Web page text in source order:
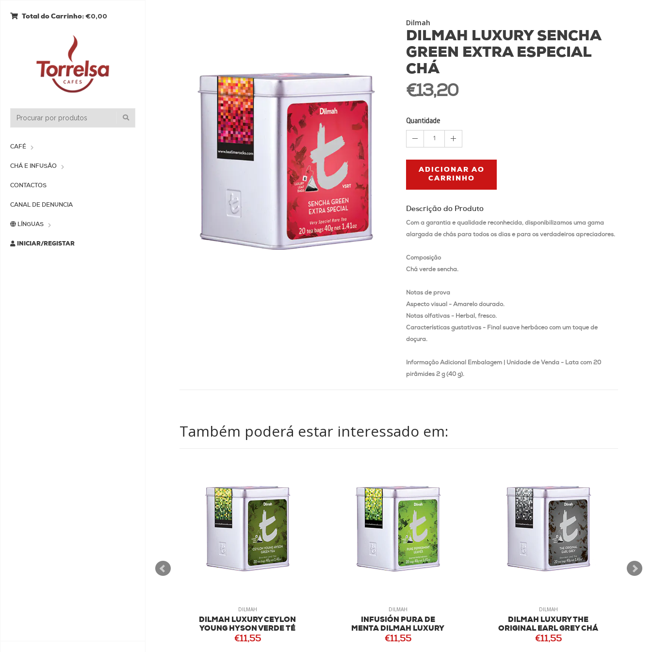
Total do Carrinho: €0,00
CAFÉ
CHÁ E INFUSÃO
CONTACTOS
CANAL DE DENUNCIA
LÍNGUAS
INICIAR/REGISTAR
Dilmah
DILMAH LUXURY SENCHA
GREEN EXTRA ESPECIAL
CHÁ
€13,20
Quantidade
1
ADICIONAR AO
CARRINHO
Descrição do Produto
Com a garantia e qualidade reconhecida, disponibilizamos uma gama
alargada de chás para todos os dias e para os verdadeiros apreciadores.
Composição
Chá verde sencha.
Notas de prova
Aspecto visual - Amarelo dourado.
Notas olfativas - Herbal, fresco.
Características gustativas - Final suave herbáceo com um toque de
doçura.
Informação Adicional Embalagem | Unidade de Venda - Lata com 20
pirâmides 2 g (40 g).
Também poderá estar interessado em:
DILMAH
DILMAH LUXURY CEYLON
YOUNG HYSON VERDE TÉ
€11,55
DILMAH
INFUSIÓN PURA DE
MENTA DILMAH LUXURY
€11,55
DILMAH
DILMAH LUXURY THE
ORIGINAL EARL GREY CHÁ
€11,55